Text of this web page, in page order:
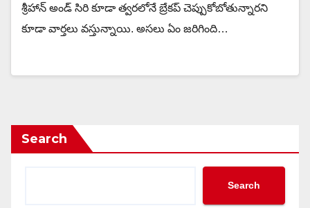
శ్రీహాన్ అండ్ సిరి కూడా త్వరలోనే బ్రేకప్ చెప్పుకోబోతున్నారని
కూడా వార్తలు వస్తున్నాయి. అసలు ఏం జరిగింది…
Search
Search